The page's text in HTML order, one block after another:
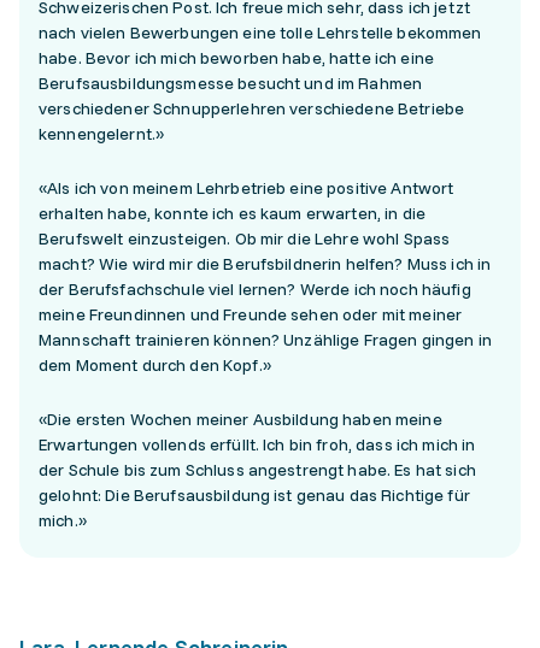
Schweizerischen Post. Ich freue mich sehr, dass ich jetzt
nach vielen Bewerbungen eine tolle Lehrstelle bekommen
habe. Bevor ich mich beworben habe, hatte ich eine
Berufsausbildungsmesse besucht und im Rahmen
verschiedener Schnupperlehren verschiedene Betriebe
kennengelernt.»
«Als ich von meinem Lehrbetrieb eine positive Antwort
erhalten habe, konnte ich es kaum erwarten, in die
Berufswelt einzusteigen. Ob mir die Lehre wohl Spass
macht? Wie wird mir die Berufsbildnerin helfen? Muss ich in
der Berufsfachschule viel lernen? Werde ich noch häufig
meine Freundinnen und Freunde sehen oder mit meiner
Mannschaft trainieren können? Unzählige Fragen gingen in
dem Moment durch den Kopf.»
«Die ersten Wochen meiner Ausbildung haben meine
Erwartungen vollends erfüllt. Ich bin froh, dass ich mich in
der Schule bis zum Schluss angestrengt habe. Es hat sich
gelohnt: Die Berufsausbildung ist genau das Richtige für
mich.»